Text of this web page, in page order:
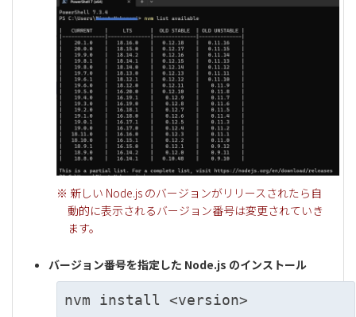
※ 新しい Node.js のバージョンがリリースされたら自
動的に表示されるバージョン番号は変更されていき
ます。
バージョン番号を指定した Node.js のインストール
nvm install <version>